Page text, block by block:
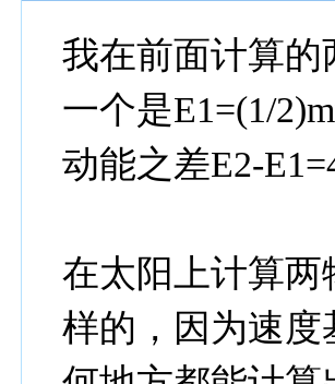
我在前面计算
一个是E1=(1/
动能之差E2-
在太阳上计算
样的，因为速